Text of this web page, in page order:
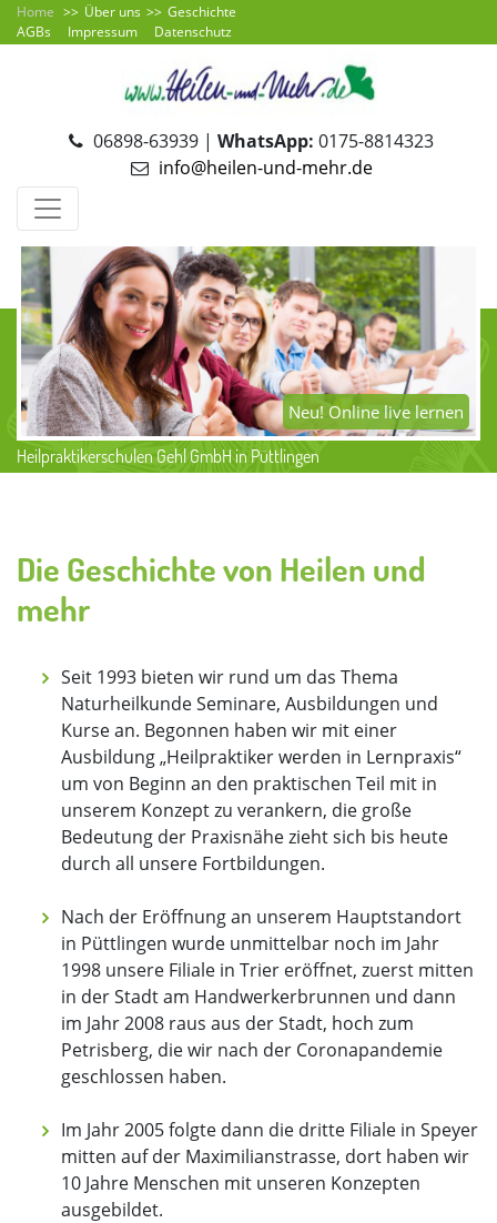
Home Über uns
Geschichte
AGBs
Impressum Datenschutz
06898-63939 | WhatsApp: 0175-8814323
info@heilen-und-mehr.de
Neu! Online live lernen
Heilpraktikerschulen Gehl GmbH in Püttlingen
Die Geschichte von Heilen und
mehr
Seit 1993 bieten wir rund um das Thema
Naturheilkunde Seminare, Ausbildungen und
Kurse an. Begonnen haben wir mit einer
Ausbildung „Heilpraktiker werden in Lernpraxis“
um von Beginn an den praktischen Teil mit in
unserem Konzept zu verankern, die große
Bedeutung der Praxisnähe zieht sich bis heute
durch all unsere Fortbildungen.
Nach der Eröffnung an unserem Hauptstandort
in Püttlingen wurde unmittelbar noch im Jahr
1998 unsere Filiale in Trier eröffnet, zuerst mitten
in der Stadt am Handwerkerbrunnen und dann
im Jahr 2008 raus aus der Stadt, hoch zum
Petrisberg, die wir nach der Coronapandemie
geschlossen haben.
Im Jahr 2005 folgte dann die dritte Filiale in Speyer
mitten auf der Maximilianstrasse, dort haben wir
10 Jahre Menschen mit unseren Konzepten
ausgebildet.